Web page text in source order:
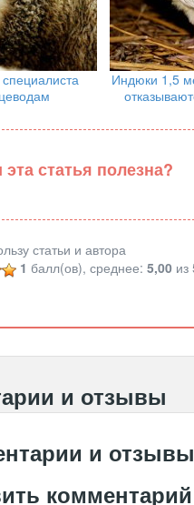
Индюки 1,5
статья полезна?
статьи и автора
1 балл(ов), среднее:5,00 из
и отзывы
и отзывы
комментарий